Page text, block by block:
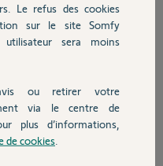
acces-com...
ajouter portail de
instructions.
Le refus des cookies
sur le site Somfy
utilisateur sera moins
ou retirer votre
via le centre de
plus d’informations,
de cookies